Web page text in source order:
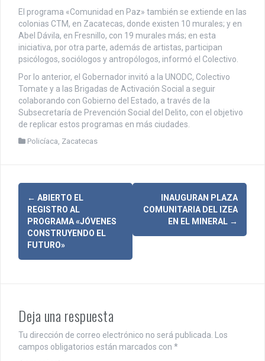
El programa «Comunidad en Paz» también se extiende en las
colonias CTM, en Zacatecas, donde existen 10 murales; y en
Abel Dávila, en Fresnillo, con 19 murales más; en esta
iniciativa, por otra parte, además de artistas, participan
psicólogos, sociólogos y antropólogos, informó el Colectivo.
Por lo anterior, el Gobernador invitó a la UNODC, Colectivo
Tomate y a las Brigadas de Activación Social a seguir
colaborando con Gobierno del Estado, a través de la
Subsecretaría de Prevención Social del Delito, con el objetivo
de replicar estos programas en más ciudades.
Policíaca Zacatecas
N
e
a
c
i
← ABIERTO EL
REGISTRO AL
PROGRAMA «JÓVENES
CONSTRUYENDO EL
FUTURO»
INAUGURAN PLAZA
COMUNITARIA DEL IZEA
EN EL MINERAL →
Deja una respuesta
Tu dirección de correo electrónico no será publicada.
Los
campos obligatorios están marcados con *